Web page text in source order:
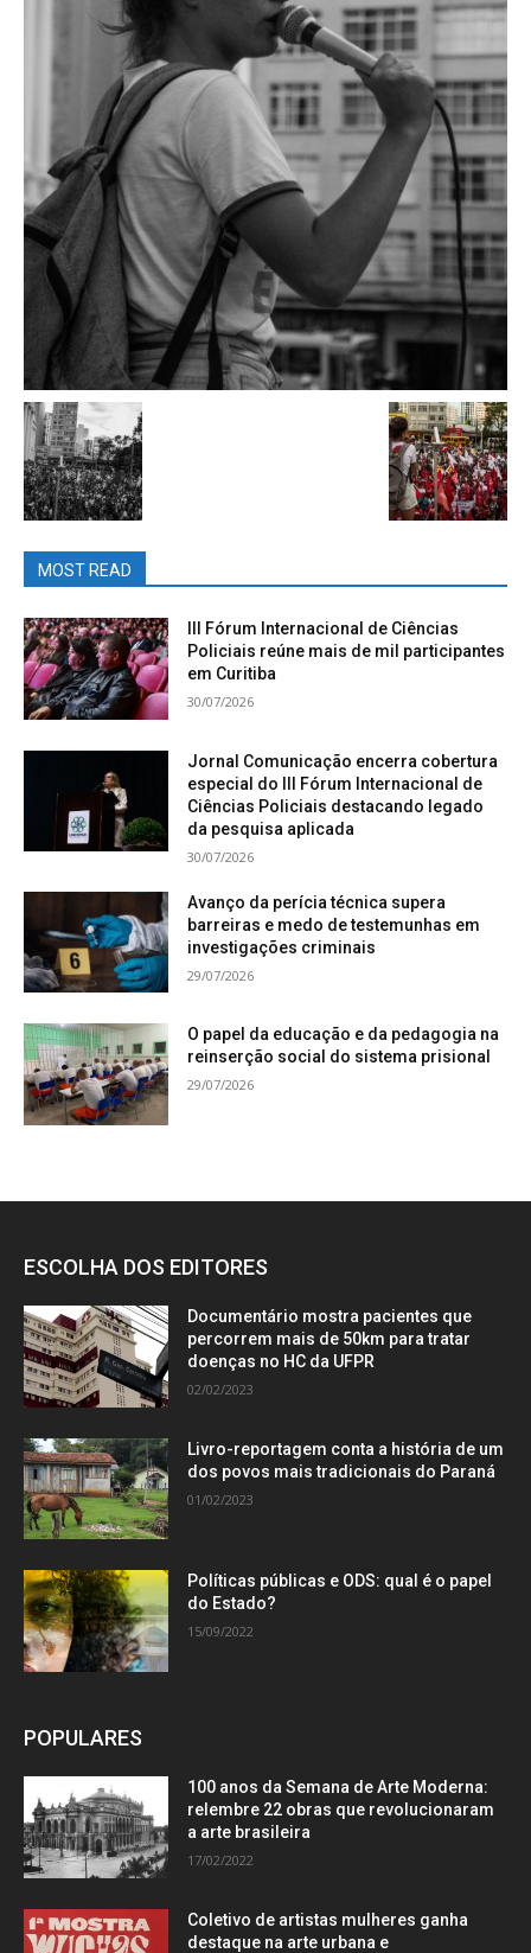
MOST READ
III Fórum Internacional de Ciências
Policiais reúne mais de mil participantes
em Curitiba
30/07/2026
Jornal Comunicação encerra cobertura
especial do III Fórum Internacional de
Ciências Policiais destacando legado
da pesquisa aplicada
30/07/2026
Avanço da perícia técnica supera
barreiras e medo de testemunhas em
investigações criminais
29/07/2026
O papel da educação e da pedagogia na
reinserção social do sistema prisional
29/07/2026
ESCOLHA DOS EDITORES
Documentário mostra pacientes que
percorrem mais de 50km para tratar
doenças no HC da UFPR
02/02/2023
Livro-reportagem conta a história de um
dos povos mais tradicionais do Paraná
01/02/2023
Políticas públicas e ODS: qual é o papel
do Estado?
15/09/2022
POPULARES
100 anos da Semana de Arte Moderna:
relembre 22 obras que revolucionaram
a arte brasileira
17/02/2022
Coletivo de artistas mulheres ganha
destaque na arte urbana e